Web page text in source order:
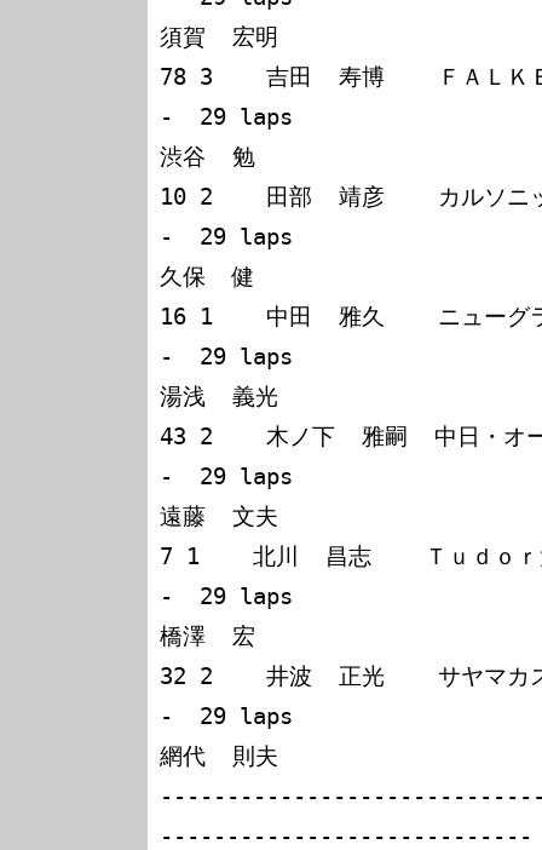
須賀  宏明
78 3    吉田  寿博    ＦＡＬＫ
-  29 laps
渋谷  勉
10 2    田部  靖彦    カルソニ
-  29 laps
久保  健
16 1    中田  雅久    ニューグ
-  29 laps
湯浅  義光
43 2    木ノ下  雅嗣  中日・オー
-  29 laps
遠藤  文夫
7 1    北川  昌志    Ｔｕｄｏ
-  29 laps
橋澤  宏
32 2    井波  正光    サヤマカス
-  29 laps
網代  則夫
----------------------------